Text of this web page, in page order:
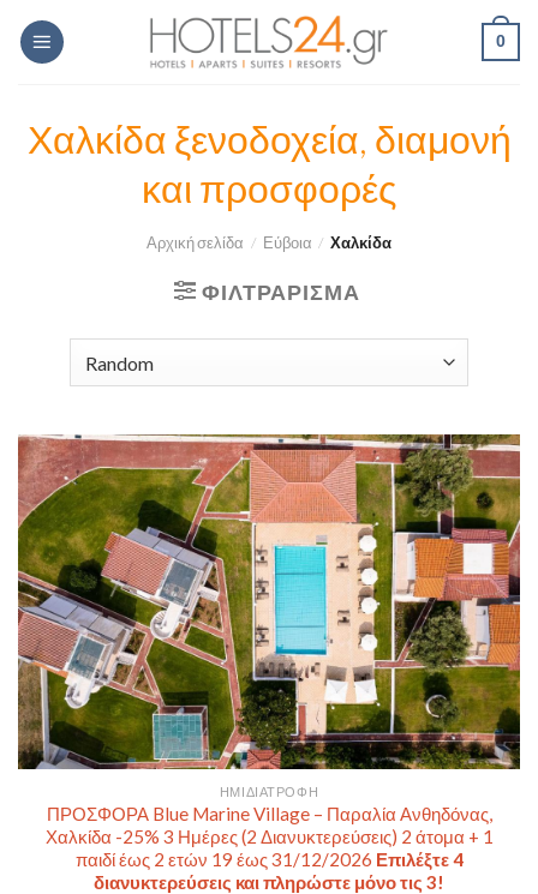
Skip
0
Χαλκίδα ξενοδοχεία, διαμονή
και προσφορές
Αρχική σελίδα / Εύβοια / Χαλκίδα
ΦΙΛΤΡΆΡΙΣΜΑ
ΗΜΙΔΙΑΤΡΟΦΉ
ΠΡΟΣΦΟΡΑ Blue Marine Village – Παραλία Ανθηδόνας,
Χαλκίδα -25% 3 Ημέρες (2 Διανυκτερεύσεις) 2 άτομα + 1
παιδί έως 2 ετών 19 έως 31/12/2026 Επιλέξτε 4
διανυκτερεύσεις και πληρώστε μόνο τις 3!